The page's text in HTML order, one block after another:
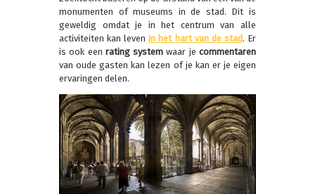
monumenten of museums in de stad. Dit is
geweldig omdat je in het centrum van alle
activiteiten kan levenin het hart van de stad . Er
is ook een rating system waar jecommentaren
van oude gasten kan lezen of je kan er je eigen
ervaringen delen.